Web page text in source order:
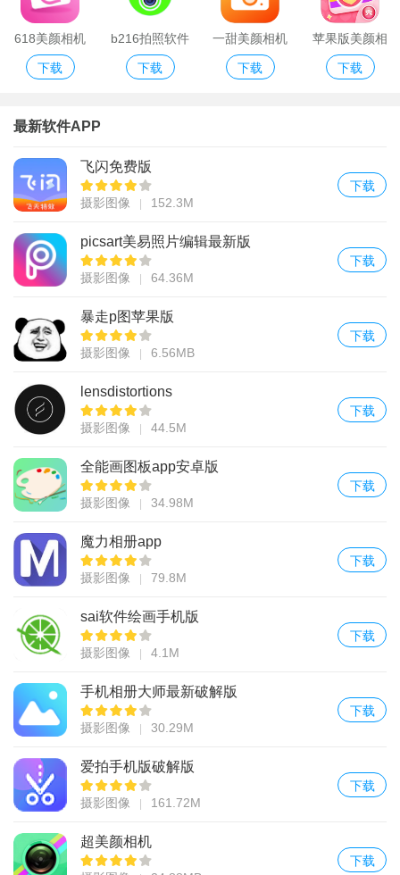
618美颜相机
下载
b216拍照软件
下载
一甜美颜相机
下载
苹果版美颜相
机
下载
最新软件APP
飞闪免费版
摄影图像 152.3M
下载
picsart美易照片编辑最新版
摄影图像 64.36M
下载
暴走p图苹果版
摄影图像 6.56MB
下载
lensdistortions
摄影图像 44.5M
下载
全能画图板app安卓版
摄影图像 34.98M
下载
魔力相册app
摄影图像 79.8M
下载
sai软件绘画手机版
摄影图像 4.1M
下载
手机相册大师最新破解版
摄影图像 30.29M
下载
爱拍手机版破解版
摄影图像 161.72M
下载
超美颜相机
下载